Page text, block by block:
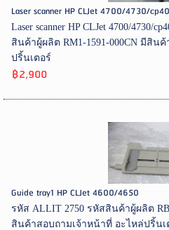
Laser scanner HP CLJet 4700/4730/
Laser scanner HP CLJet 4700/4730/
สินค้าผู้ผลิต RM1-1591-000CN มีสิน
ปริ้นเตอร์
฿2,900
Guide tray1 HP CLJet 4600/4650
รหัส ALLIT 2750 รหัสสินค้าผู้ผลิต
สินค้าสอบถามเจ้าหน้าที่ อะไหล่ปริ้นเ